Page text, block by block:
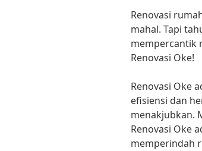
Renovasi
mahal. Tapi
mempercantik
Renovasi Oke!
Renovasi Oke
efisiensi dan
menakjubkan.
Renovasi Oke
memperindah